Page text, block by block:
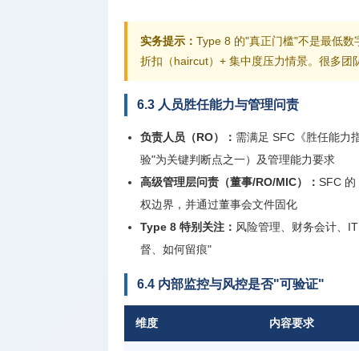
实务提示： Type 8 的"真正门槛"不是最低
折扣（haircut）+ 集中度压力情景。很多团
6.3 人员胜任能力与管理问责
负责人员（RO）： 需满足 SFC《胜任能力
验"为关键判断点之一）及管理能力要求
高级管理层问责（董事/RO/MIC）： SFC 的
权边界，并通过董事会文件固化
Type 8 特别关注： 风险管理、财务会计、
督、如何留痕"
6.4 内部监控与风控是否"可验证"
维度 内容要求